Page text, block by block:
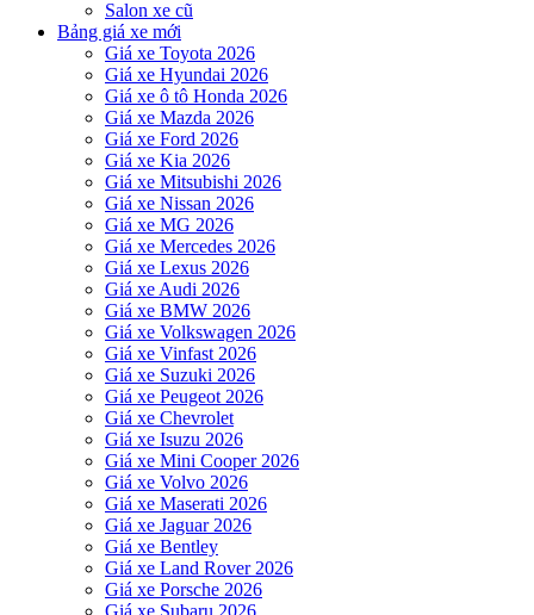
Salon xe cũ
Bảng giá xe mới
Giá xe Toyota 2026
Giá xe Hyundai 2026
Giá xe ô tô Honda 2026
Giá xe Mazda 2026
Giá xe Ford 2026
Giá xe Kia 2026
Giá xe Mitsubishi 2026
Giá xe Nissan 2026
Giá xe MG 2026
Giá xe Mercedes 2026
Giá xe Lexus 2026
Giá xe Audi 2026
Giá xe BMW 2026
Giá xe Volkswagen 2026
Giá xe Vinfast 2026
Giá xe Suzuki 2026
Giá xe Peugeot 2026
Giá xe Chevrolet
Giá xe Isuzu 2026
Giá xe Mini Cooper 2026
Giá xe Volvo 2026
Giá xe Maserati 2026
Giá xe Jaguar 2026
Giá xe Bentley
Giá xe Land Rover 2026
Giá xe Porsche 2026
Giá xe Subaru 2026